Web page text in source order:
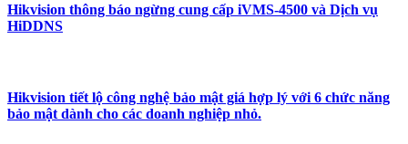
Hikvision thông báo ngừng cung cấp iVMS-4500 và Dịch vụ
HiDDNS
Hikvision tiết lộ công nghệ bảo mật giá hợp lý với 6 chức năng
bảo mật dành cho các doanh nghiệp nhỏ.